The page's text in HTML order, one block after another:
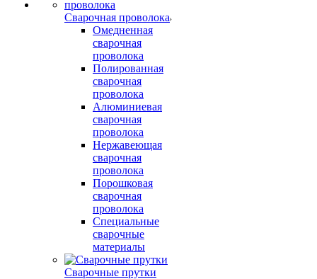
Сварочная проволока
Омедненная
сварочная
проволока
Полированная
сварочная
проволока
Алюминиевая
сварочная
проволока
Нержавеющая
сварочная
проволока
Порошковая
сварочная
проволока
Специальные
сварочные
материалы
Сварочные прутки